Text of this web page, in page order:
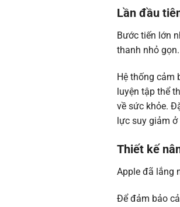
Lần đầu
Bước tiến lớn
thanh nhỏ gọn.
Hệ thống cảm
luyện tập thể
về sức khỏe.
lực suy giảm ở
Thiết kế
Apple đã lắng
Để đảm bảo